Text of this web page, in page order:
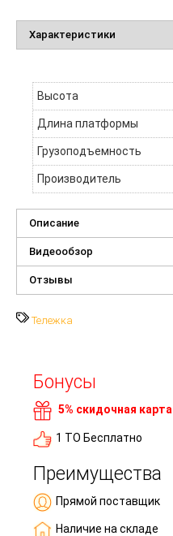
Характеристики
Высота
Длина платформы
Грузоподъемность
Производитель
Описание
Видеообзор
Отзывы
Тележка
Бонусы
5% скидочная карта
1 ТО Бесплатно
Преимущества
Прямой поставщик
Наличие на складе